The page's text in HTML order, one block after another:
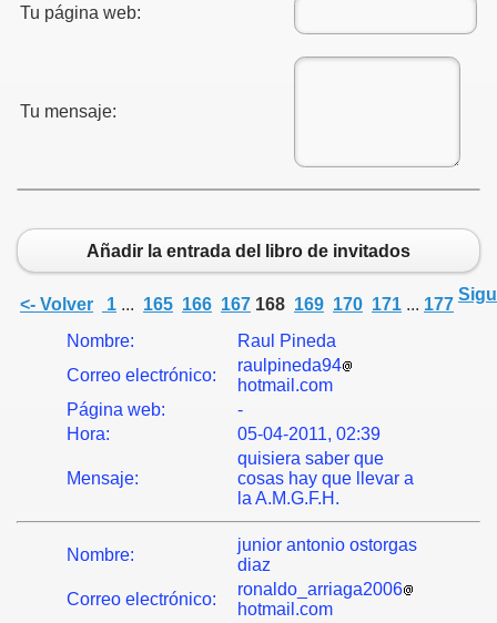
Tu página web:
Tu mensaje:
Añadir la entrada del libro de invitados
<- Volver 1 ... 165 166 167 168 169 170 171 ... 177
Nombre:
Raul Pineda
Correo electrónico:
raulpineda94
hotmail.com
Página web:
-
Hora:
05-04-2011, 02:39
Mensaje:
quisiera saber que
cosas hay que llevar a
la A.M.G.F.H.
Nombre:
junior antonio ostorgas
diaz
Correo electrónico:
ronaldo_arriaga2006
hotmail.com